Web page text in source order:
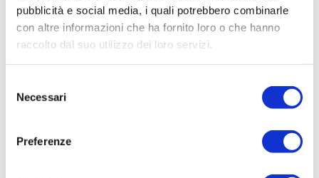
pubblicità e social media, i quali potrebbero combinarle
con altre informazioni che ha fornito loro o che hanno
raccolto dal suo utilizzo dei loro servizi.
delNecessari
Preferenze
Elenco operatori invitati:
Codice Fiscale:
Aziendale per Lavori Servizi e Forniture
ZGGGNN55E04Z118I